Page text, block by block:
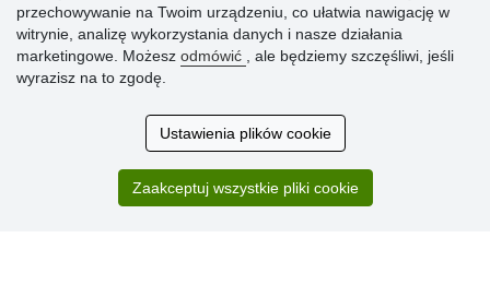
Ocena
klientów
Zakup przebiegł sprawnie. Jestem
zadowolona. Polecam.
przechowywanie na Twoim urządzeniu, co ułatwia nawigację w
witrynie, analizę wykorzystania danych i nasze działania
marketingowe. Możesz odmówić
, ale będziemy szczęśliwi, jeśli
wyrazisz na to zgodę.
Ustawienia plików cookie
Zaakceptuj wszystkie pliki cookie